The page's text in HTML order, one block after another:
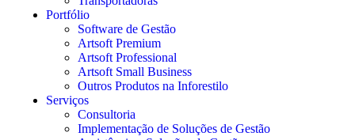
Portfólio
Software de Gestão
Artsoft Premium
Artsoft Professional
Artsoft Small Business
Outros Produtos na Inforestilo
Serviços
Consultoria
Implementação de Soluções de Gestão